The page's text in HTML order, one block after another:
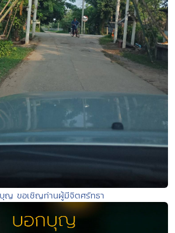
ญ ขอเชิญท่านผู้มีจิตศรัทธา